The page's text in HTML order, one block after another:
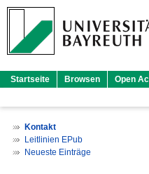
Startseite Browsen Open
Kontakt
Leitlinien EPub
Neueste Einträge